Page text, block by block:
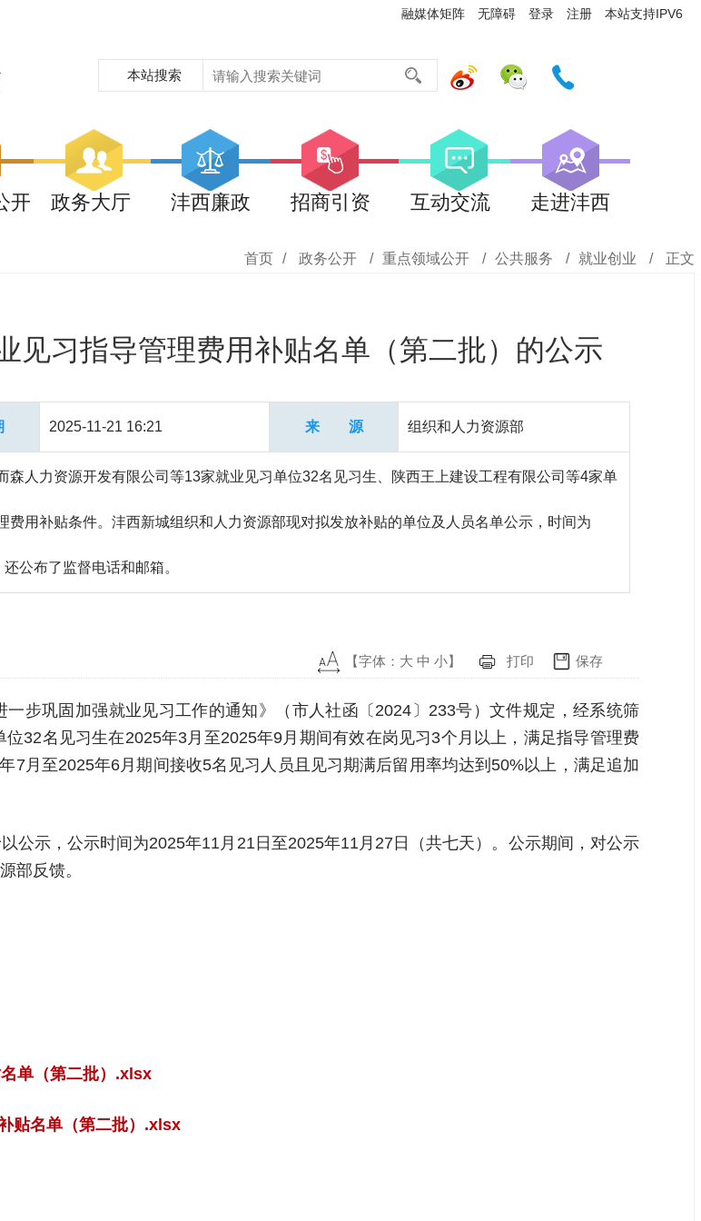
融媒体矩阵 无障碍 登录 注册 本站支持IPV6
本站搜索
开 政务大厅 沣西廉政 招商引资 互动交流 走进沣西
首页 / 政务公开 / 重点领域公开 / 公共服务 / 就业创业 / 正文
见习指导管理费用补贴名单（第二批）的公示
2025-11-21 16:21 来 源 组织和人力资源部
人力资源开发有限公司等13家就业见习单位32名见习生、陕西王上建设工程有限公司等4家单
用补贴条件。沣西新城组织和人力资源部现对拟发放补贴的单位及人员名单公示，时间为
公布了监督电话和邮箱。
【字体： 大 中 小】 打印 保存
步巩固加强就业见习工作的通知》（市人社函〔2024〕233号）文件规定，经系统筛
32名见习生在2025年3月至2025年9月期间有效在岗见习3个月以上，满足指导管理费
7月至2025年6月期间接收5名见习人员且见习期满后留用率均达到50%以上，满足追加
公示，公示时间为2025年11月21日至2025年11月27日（共七天）。公示期间，对公示
部反馈。
单（第二批）.xlsx
贴名单（第二批）.xlsx